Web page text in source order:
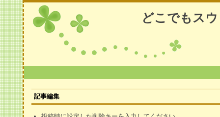
どこでもス
記事編集